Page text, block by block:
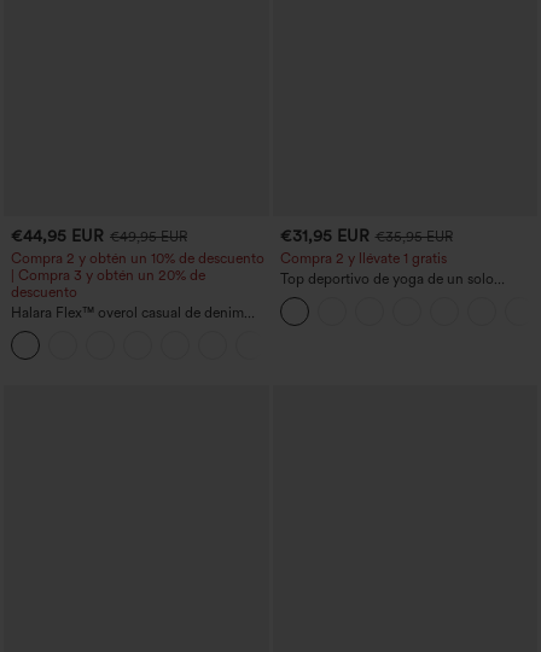
€44,95 EUR €49,95 EUR
Compra 2 y obtén un 10% de descuento
| Compra 3 y obtén un 20% de
descuento
Halara Flex™ overol casual de denim
lavado con escote en V y bolsillos
€31,95 EUR €35,95 EUR
Compra 2 y llévate 1 gratis
Top deportivo de yoga de un solo
hombro, manga larga con agujero para
el pulgar, dobladillo curvo estilo high-
low (frente más corto, espalda más